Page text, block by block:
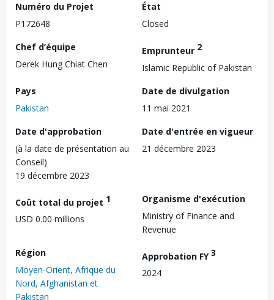
Numéro du Projet
P172648
État
Closed
Chef d’équipe
Derek Hung Chiat Chen
Emprunteur 2
Islamic Republic of Pakistan
Pays
Pakistan
Date de divulgation
11 mai 2021
Date d'approbation
(à la date de présentation au
Conseil)
19 décembre 2023
Date d'entrée en vigueur
21 décembre 2023
Coût total du projet 1
USD 0.00 millions
Organisme d'exécution
Ministry of Finance and
Revenue
Région
Moyen-Orient, Afrique du
Nord, Afghanistan et
Pakistan
Approbation FY3
2024